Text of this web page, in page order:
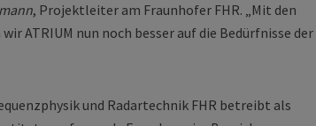
, Projektleiter am Fraunhofer FHR. „Mit den
ATRIUM nun noch besser auf die Bedürfnisse der
und Radartechnik FHR betreibt als